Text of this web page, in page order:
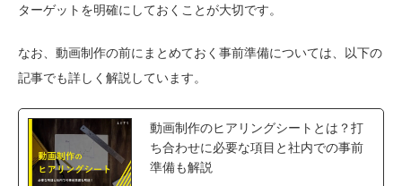
ターゲットを明確にしておくことが大切です。
なお、動画制作の前にまとめておく事前準備については、以下の
記事でも詳しく解説しています。
動画制作のヒアリングシートとは？打
ち合わせに必要な項目と社内での事前
準備も解説